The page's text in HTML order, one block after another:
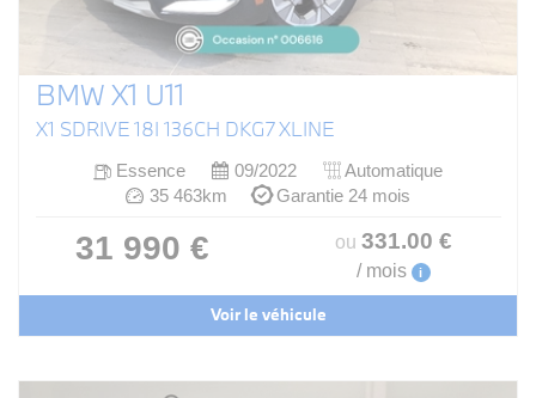
BMW X1 U11
X1 SDRIVE 18I 136CH DKG7 XLINE
Essence 09/2022
Automatique
35 463km
Garantie 24 mois
31 990 € ou 331.00 €
/ mois i
Voir le véhicule